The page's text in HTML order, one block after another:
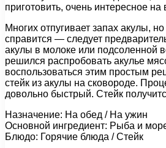
приготовить, очень интересное на
Многих отпугивает запах акулы,
справится — следует
акулы в молоке или подсоленной
решился распробовать акулье
воспользоваться этим простым
стейк из акулы на сковороде.
довольно быстрый. Стейк
Назначение: На обед / На ужин
Основной ингредиент: Рыба и
Блюдо: Горячие блюда / Стейк